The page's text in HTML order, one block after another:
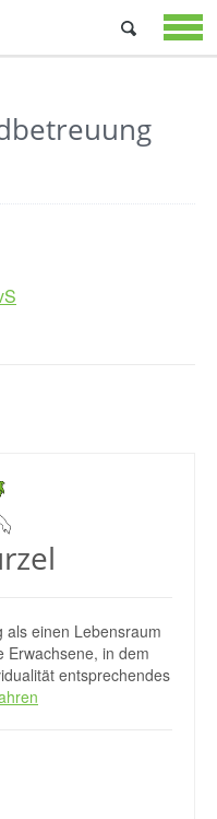
UNS
Suchen
nach:
als einen Lebensraum
Erwachsene, in dem
entsprechendes